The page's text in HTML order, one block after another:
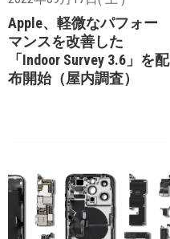
Apple、軽微なパフォー
マンスを改善した
「Indoor Survey 3.6」を配
布開始（屋内調査）